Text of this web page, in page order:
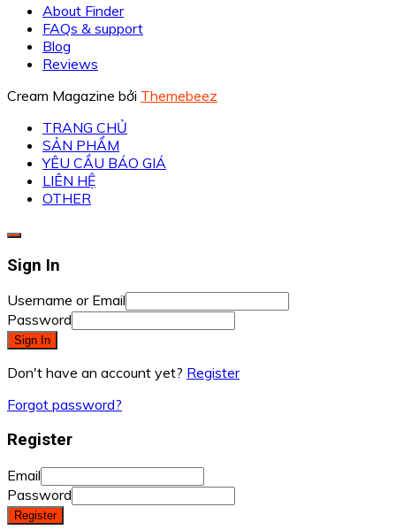
About Finder
FAQs & support
Blog
Reviews
Cream Magazine bởi Themebeez
TRANG CHỦ
SẢN PHẨM
YÊU CẦU BÁO GIÁ
LIÊN HỆ
OTHER
Sign In
Username or Email
Password
Sign In
Don't have an account yet? Register
Forgot password?
Register
Email
Password
Register